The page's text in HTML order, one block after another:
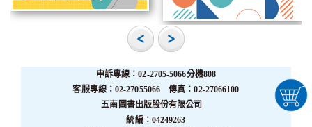
申訴專線：02-2705-5066分機808
客服專線：02-27055066 傳真：02-27066100
五南圖書出版股份有限公司
統編：04249263